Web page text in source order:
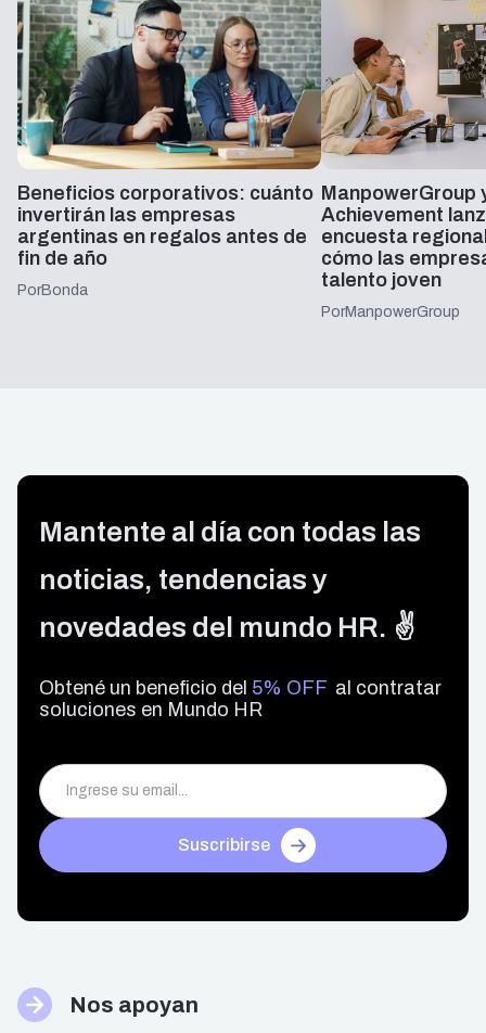
Beneficios corporativos: cuánto
invertirán las empresas
argentinas en regalos antes de
fin de año
PorBonda
ManpowerGroup
Achievement
encuesta
cómo las
talento joven
PorManpowerGroup
Mantente al día con todas las
noticias, tendencias y
novedades del mundo HR. ✌️
Obtené un beneficio del 5% OFF al contratar
soluciones en Mundo HR
Suscribirse
Nos apoyan